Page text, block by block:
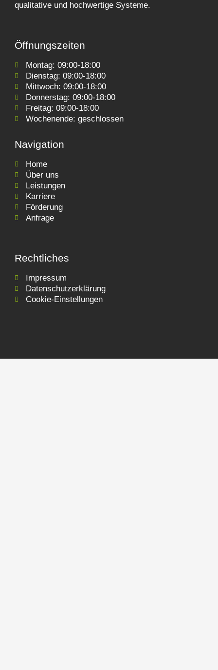
qualitative und hochwertige Systeme.
Öffnungszeiten
Montag: 09:00-18:00
Dienstag: 09:00-18:00
Mittwoch: 09:00-18:00
Donnerstag: 09:00-18:00
Freitag: 09:00-18:00
Wochenende: geschlossen
Navigation
Home
Über uns
Leistungen
Karriere
Förderung
Anfrage
Rechtliches
Impressum
Datenschutzerklärung
Cookie-Einstellungen